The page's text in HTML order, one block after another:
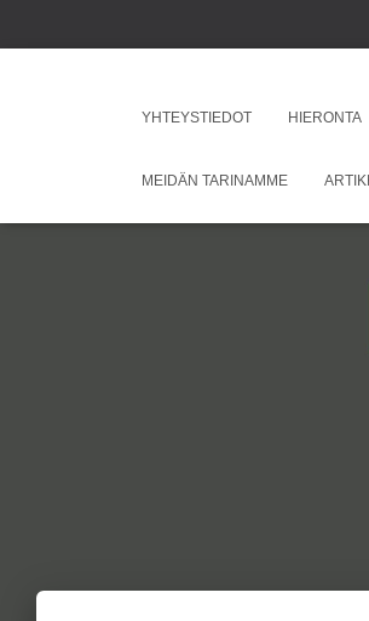
YHTEYSTIEDOT HIERONTA
MEIDÄN TARINAMME